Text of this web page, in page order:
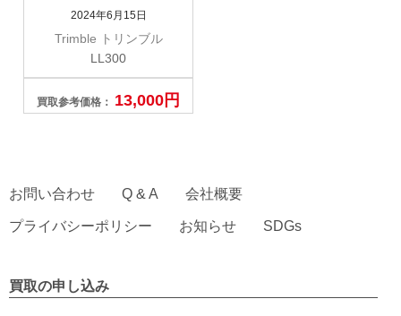
2024年6月15日
Trimble トリンブル
LL300
買取参考価格： 13,000円
お問い合わせ Q & A 会社概要
プライバシーポリシー お知らせ SDGs
買取の申し込み